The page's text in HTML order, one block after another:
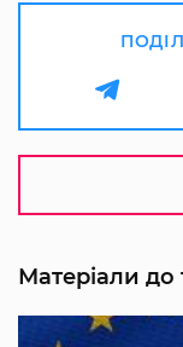
Матеріали до